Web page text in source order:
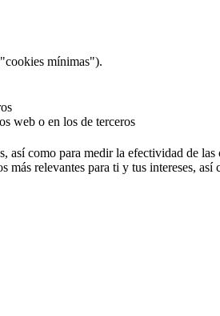
mínimas").
web o en los de terceros
así como para medir la efectividad de
relevantes para ti y tus intereses,